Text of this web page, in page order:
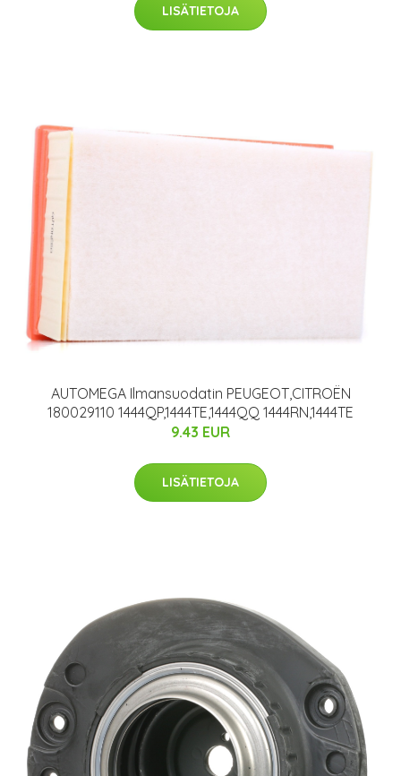
LISÄTIETOJA
AUTOMEGA Ilmansuodatin PEUGEOT,CITROËN
180029110 1444QP,1444TE,1444QQ 1444RN,1444TE
9.43 EUR
LISÄTIETOJA